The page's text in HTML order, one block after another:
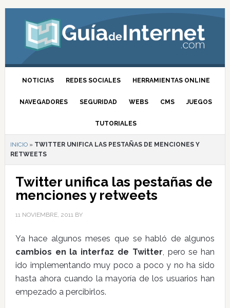
NOTICIAS REDES SOCIALES HERRAMIENTAS ONLINE
NAVEGADORES SEGURIDAD WEBS CMS JUEGOS
TUTORIALES
INICIO» TWITTER UNIFICA LAS PESTAÑAS DE MENCIONES Y
RETWEETS
Twitter unifica las pestañas de
menciones y retweets
11 NOVIEMBRE, 2011BY
Ya hace algunos meses que se habló de algunos
cambios en la interfaz de Twitter, pero se han
ido implementando muy poco a poco y no ha sido
hasta ahora cuando la mayoría de los usuarios han
empezado a percibirlos.